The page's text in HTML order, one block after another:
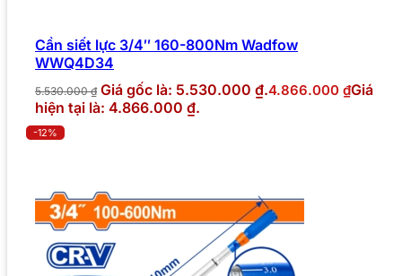
Cần siết lực 3/4″ 160-800Nm Wadfow
WWQ4D34
5.530.000₫ Giá gốc là: 5.530.000 ₫.4.866.000 ₫Giá
hiện tại là: 4.866.000 ₫.
-12%